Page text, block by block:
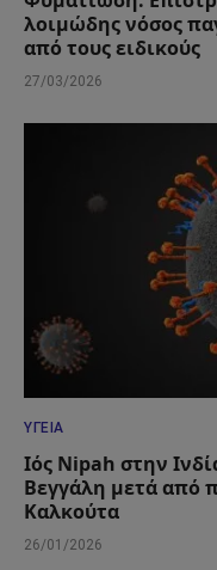
λοιμώδης νόσος
από τους ειδικούς
27/03/2026
ΥΓΕΊΑ
Ιός Nipah στην
Βεγγάλη μετά από
Καλκούτα
26/01/2026